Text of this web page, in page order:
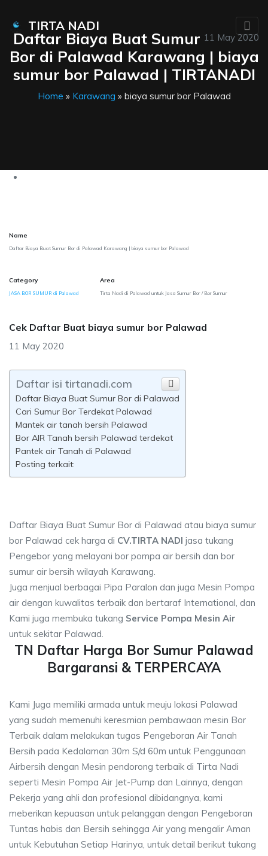
TIRTA NADI
11 May 2020
Daftar Biaya Buat Sumur
Bor di Palawad Karawang | biaya
sumur bor Palawad | TIRTANADI
Home » Karawang » biaya sumur bor Palawad
Name
Daftar Biaya Buat Sumur Bor di Palawad Karawang | biaya sumur bor Palawad
Category
JASA BOR SUMUR di Palawad
Area
Tirta Nadi di Palawad untuk Jasa Sumur Bor / Bor Sumur
Cek Daftar Buat biaya sumur bor Palawad
11 May 2020
Daftar isi tirtanadi.com
Daftar Biaya Buat Sumur Bor di Palawad
Cari Sumur Bor Terdekat Palawad
Mantek air tanah bersih Palawad
Bor AIR Tanah bersih Palawad terdekat
Pantek air Tanah di Palawad
Posting terkait:
Daftar Biaya Buat Sumur Bor di Palawad atau biaya sumur
bor Palawad cek harga di CV.TIRTA NADI jasa tukang
Pengebor yang melayani bor pompa air bersih dan bor
sumur air bersih wilayah Karawang.
Juga menjual berbagai Pipa Paralon dan juga Mesin Pompa
air dengan kuwalitas terbaik dan bertaraf International, dan
Kami juga membuka tukang Service Pompa Mesin Air
untuk sekitar Palawad.
TN Daftar Harga Bor Sumur Palawad
Bargaransi & TERPERCAYA
Kami Juga memiliki armada untuk meuju lokasi Palawad
yang sudah memenuhi keresmian pembawaan mesin Bor
Terbaik dalam melakukan tugas Pengeboran Air Tanah
Bersih pada Kedalaman 30m S/d 60m untuk Penggunaan
Airbersih dengan Mesin pendorong terbaik di Tirta Nadi
seperti Mesin Pompa Air Jet-Pump dan Lainnya, dengan
Pekerja yang ahli dan profesional dibidangnya, kami
meberikan kepuasan untuk pelanggan dengan Pengeboran
Tuntas habis dan Bersih sehingga Air yang mengalir Aman
untuk Kebutuhan Setiap Harinya, untuk detail berikut tukang